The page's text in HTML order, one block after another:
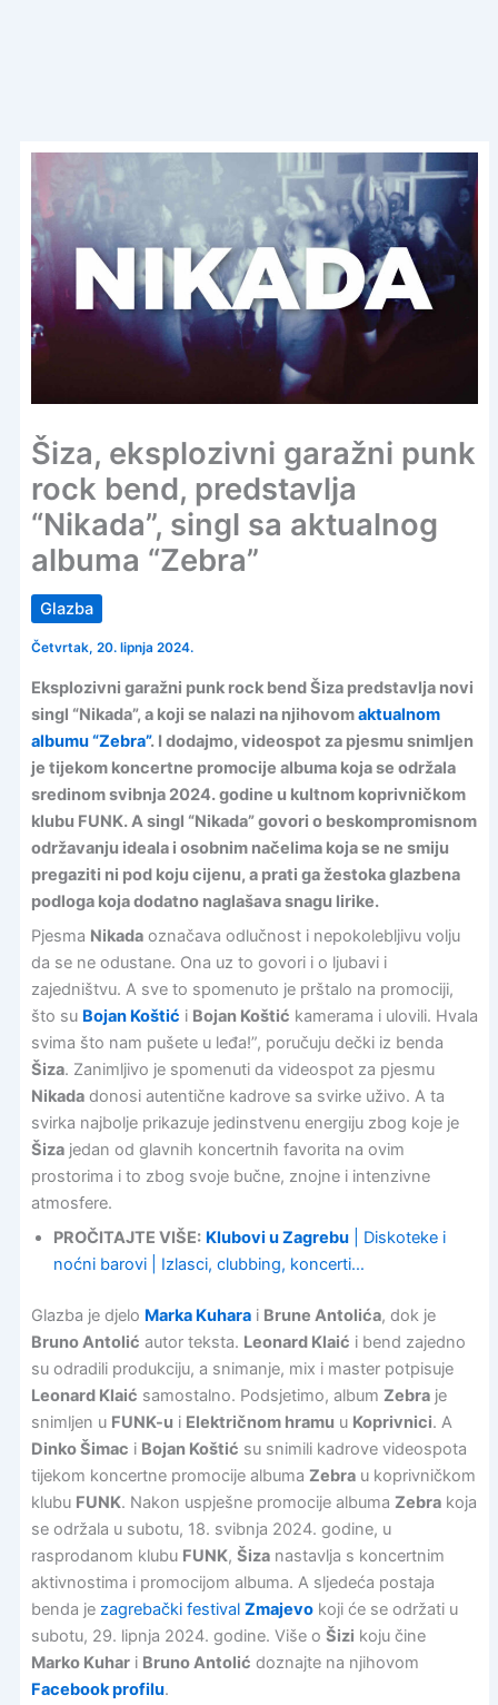
Šiza, eksplozivni garažni punk
rock bend, predstavlja
“Nikada”, singl sa aktualnog
albuma “Zebra”
Glazba
Četvrtak, 20. lipnja 2024.
Eksplozivni garažni punk rock bend Šiza predstavlja novi
singl “Nikada”, a koji se nalazi na njihovomaktualnom
albumu “Zebra”. I dodajmo, videospot za pjesmu snimljen
je tijekom koncertne promocije albuma koja se održala
sredinom svibnja 2024. godine u kultnom koprivničkom
klubu FUNK. A singl “Nikada” govori o beskompromisnom
održavanju ideala i osobnim načelima koja se ne smiju
pregaziti ni pod koju cijenu, a prati ga žestoka glazbena
podloga koja dodatno naglašava snagu lirike.
Pjesma Nikadaoznačava odlučnost i nepokolebljivu volju
da se ne odustane. Ona uz to govori i o ljubavi i
zajedništvu. A sve to spomenuto je prštalo na promociji,
što su Bojan Koštić i Bojan Koštić kamerama i ulovili. Hvala
svima što nam pušete u leđa!”, poručuju dečki iz benda
Šiza. Zanimljivo je spomenuti da videospot za pjesmu
Nikadadonosi autentične kadrove sa svirke uživo. A ta
svirka najbolje prikazuje jedinstvenu energiju zbog koje je
Šizajedan od glavnih koncertnih favorita na ovim
prostorima i to zbog svoje bučne, znojne i intenzivne
atmosfere.
PROČITAJTE VIŠE: Klubovi u Zagrebu| Diskoteke i
noćni barovi | Izlasci, clubbing, koncerti…
Glazba je djelo Marka Kuharai Brune Antolića, dok je
Bruno Antolić autor teksta. Leonard Klaić i bend zajedno
su odradili produkciju, a snimanje, mix i master potpisuje
Leonard Klaić samostalno. Podsjetimo, album Zebraje
snimljen u FUNK-u i Električnom hramu u Koprivnici. A
Dinko Šimac i Bojan Koštić su snimili kadrove videospota
tijekom koncertne promocije albuma Zebrau koprivničkom
klubu FUNK. Nakon uspješne promocije albuma Zebrakoja
se održala u subotu, 18. svibnja 2024. godine, u
rasprodanom klubu FUNK, Šizanastavlja s koncertnim
aktivnostima i promocijom albuma. A sljedeća postaja
benda je zagrebački festival Zmajevokoji će se održati u
subotu, 29. lipnja 2024. godine. Više o Šizi koju čine
Marko Kuhari Bruno Antolić doznajte na njihovom
Facebook profilu.